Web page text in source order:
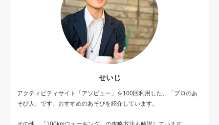
せいじ
アクティビティサイト「アソビュー」を100回利用した、「プロのあ
そび人」です。おすすめのあそびを紹介しています。